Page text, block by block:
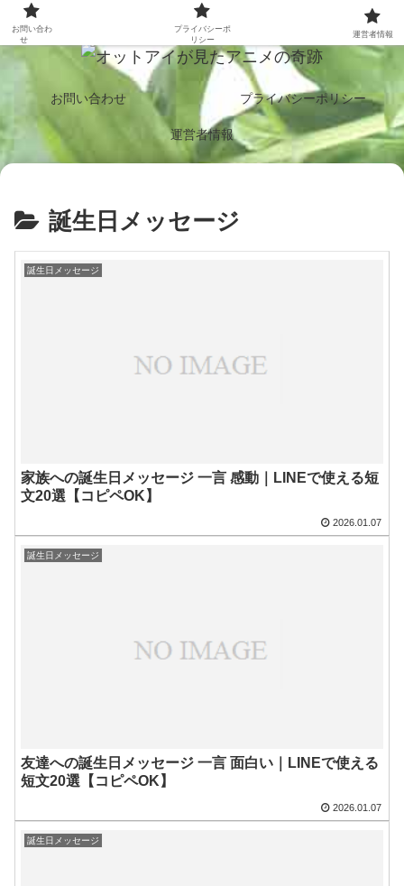
二色の瞳で見つめる、心震えるアニメたち。
お問い合わせ プライバシーポリシー
運営者情報
誕生日メッセージ
誕生日メッセージ
家族への誕生日メッセージ 一言 感動｜LINEで使える短
文20選【コピペOK】
2026.01.07
誕生日メッセージ
友達への誕生日メッセージ 一言 面白い｜LINEで使える
短文20選【コピペOK】
2026.01.07
誕生日メッセージ
お問い合わ
せ
プライバシーポ
リシー
運営者情報